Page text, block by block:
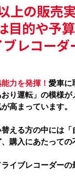
上の販売
目的や予
レコーダ
力を発揮！ 愛車に
り運転」の模様
高まっています。
える方の中には
購入にあたっての
イブレコーダーの